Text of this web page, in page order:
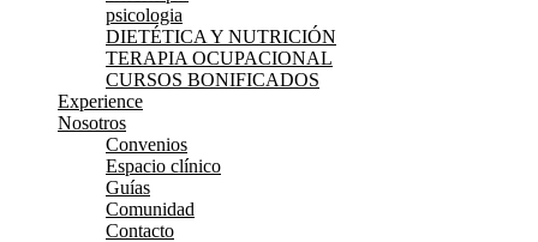
psicologia
DIETÉTICA Y NUTRICIÓN
TERAPIA OCUPACIONAL
CURSOS BONIFICADOS
Experience
Nosotros
Convenios
Espacio clínico
Guías
Comunidad
Contacto